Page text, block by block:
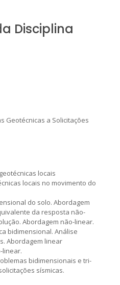
Disciplina
Geotécnicas a Solicitações
locais
locais no movimento do
do solo. Abordagem
da resposta não-
Abordagem não-linear.
bidimensional. Análise
Abordagem linear
linear.
bidimensionais e tri-
sísmicas.